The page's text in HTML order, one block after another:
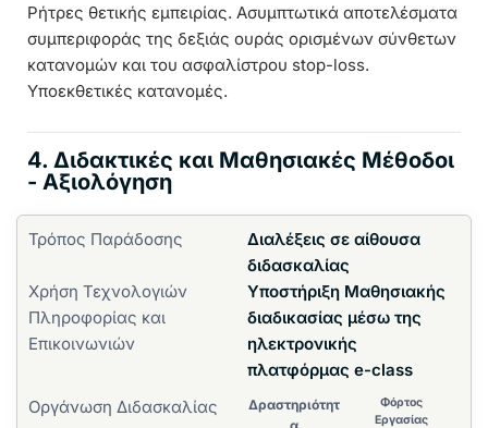
Ρήτρες θετικής εμπειρίας. Ασυμπτωτικά αποτελέσματα
συμπεριφοράς της δεξιάς ουράς ορισμένων σύνθετων
κατανομών και του ασφαλίστρου stop-loss.
Υποεκθετικές κατανομές.
4. Διδακτικές και Μαθησιακές Μέθοδοι
- Αξιολόγηση
Τρόπος Παράδοσης
Διαλέξεις σε αίθουσα
διδασκαλίας
Χρήση Τεχνολογιών
Πληροφορίας και
Επικοινωνιών
Υποστήριξη Μαθησιακής
διαδικασίας μέσω της
ηλεκτρονικής
πλατφόρμας e-class
Οργάνωση Διδασκαλίας
Δραστηριότητ
Φόρτος
Εργασίας